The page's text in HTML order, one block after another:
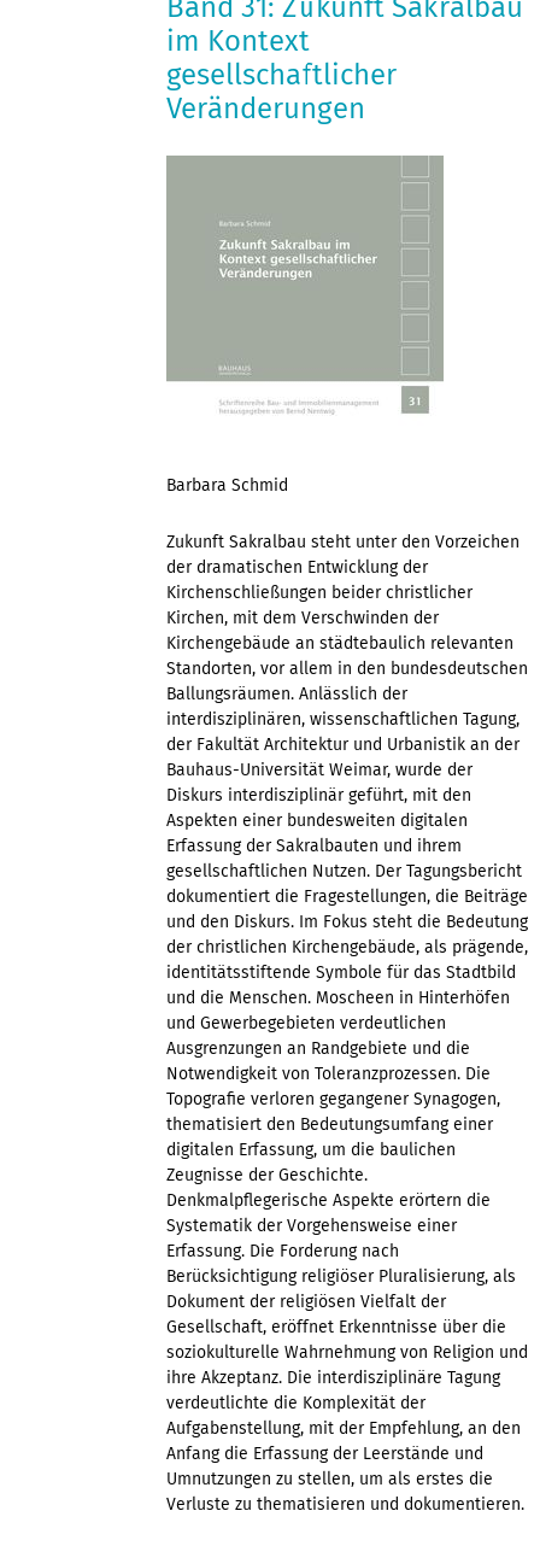
im Kontext
gesellschaftlicher
Veränderungen
Barbara Schmid
Zukunft Sakralbau steht unter den Vorzeichen
der dramatischen Entwicklung der
Kirchenschließungen beider christlicher
Kirchen, mit dem Verschwinden der
Kirchengebäude an städtebaulich relevanten
Standorten, vor allem in den bundesdeutschen
Ballungsräumen. Anlässlich der
interdisziplinären, wissenschaftlichen Tagung,
der Fakultät Architektur und Urbanistik an der
Bauhaus-Universität Weimar, wurde der
Diskurs interdisziplinär geführt, mit den
Aspekten einer bundesweiten digitalen
Erfassung der Sakralbauten und ihrem
gesellschaftlichen Nutzen. Der Tagungsbericht
dokumentiert die Fragestellungen, die Beiträge
und den Diskurs. Im Fokus steht die Bedeutung
der christlichen Kirchengebäude, als prägende,
identitätsstiftende Symbole für das Stadtbild
und die Menschen. Moscheen in Hinterhöfen
und Gewerbegebieten verdeutlichen
Ausgrenzungen an Randgebiete und die
Notwendigkeit von Toleranzprozessen. Die
Topografie verloren gegangener Synagogen,
thematisiert den Bedeutungsumfang einer
digitalen Erfassung, um die baulichen
Zeugnisse der Geschichte.
Denkmalpflegerische Aspekte erörtern die
Systematik der Vorgehensweise einer
Erfassung. Die Forderung nach
Berücksichtigung religiöser Pluralisierung, als
Dokument der religiösen Vielfalt der
Gesellschaft, eröffnet Erkenntnisse über die
soziokulturelle Wahrnehmung von Religion und
ihre Akzeptanz. Die interdisziplinäre Tagung
verdeutlichte die Komplexität der
Aufgabenstellung, mit der Empfehlung, an den
Anfang die Erfassung der Leerstände und
Umnutzungen zu stellen, um als erstes die
Verluste zu thematisieren und dokumentieren.